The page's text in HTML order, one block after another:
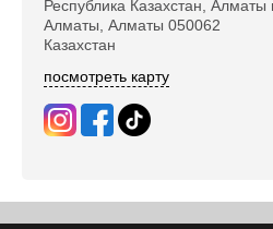
Республика Казахстан, Алматы
Алматы, Алматы 050062
Казахстан
посмотреть карту